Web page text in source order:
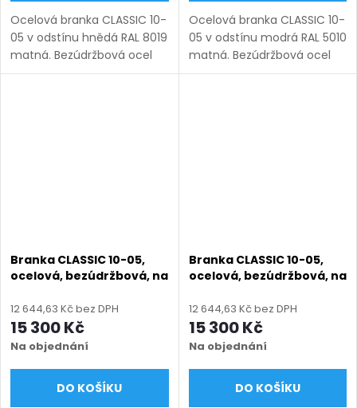
Ocelová branka CLASSIC 10-
05 v odstínu hnědá RAL 8019
matná. Bezúdržbová ocel
(žárový zinek + práškový
Ocelová branka CLASSIC 10-
05 v odstínu modrá RAL 5010
matná. Bezúdržbová ocel
(žárový zinek + práškový
Branka CLASSIC 10-05,
ocelová, bezúdržbová, na
výška 1000–1750 mm),
šedá RAL 7030 matná
12 644,63 Kč bez DPH
15 300 Kč
Na objednání
DO KOŠÍKU
Branka CLASSIC 10-05,
ocelová, bezúdržbová, na
výška 1000–1750 mm),
zelená RAL 6005 matná
12 644,63 Kč bez DPH
15 300 Kč
Na objednání
DO KOŠÍKU